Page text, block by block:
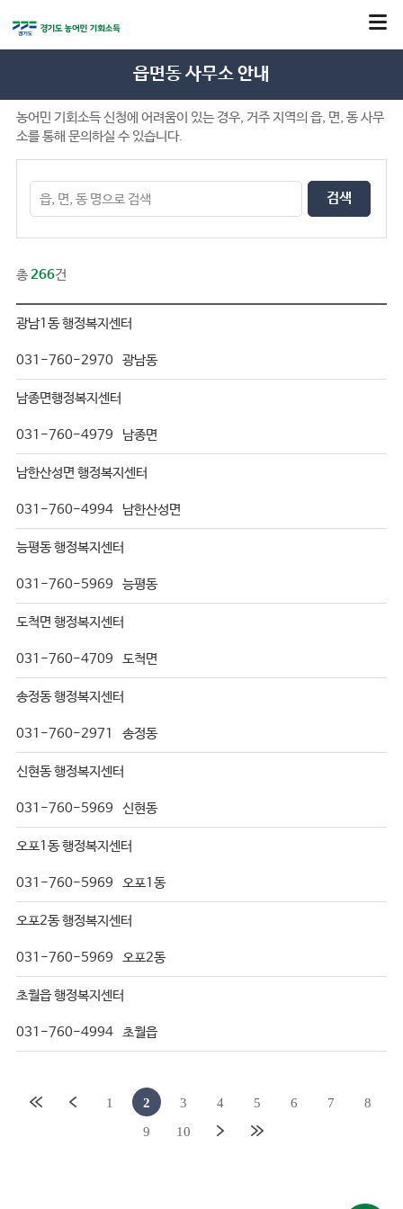
읍면동 사무소 안내
농어민 기회소득 신청에 어려움이 있는 경우, 거주 지역의 읍, 면, 동 사무
소를 통해 문의하실 수 있습니다.
검색
총266건
광남1동 행정복지센터
031-760-2970 광남동
남종면행정복지센터
031-760-4979 남종면
남한산성면 행정복지센터
031-760-4994 남한산성면
능평동 행정복지센터
031-760-5969 능평동
도척면 행정복지센터
031-760-4709 도척면
송정동 행정복지센터
031-760-2971 송정동
신현동 행정복지센터
031-760-5969 신현동
오포1동 행정복지센터
031-760-5969 오포1동
오포2동 행정복지센터
031-760-5969 오포2동
초월읍 행정복지센터
031-760-4994 초월읍
1 2 3 4 5 6 7
8
9
10